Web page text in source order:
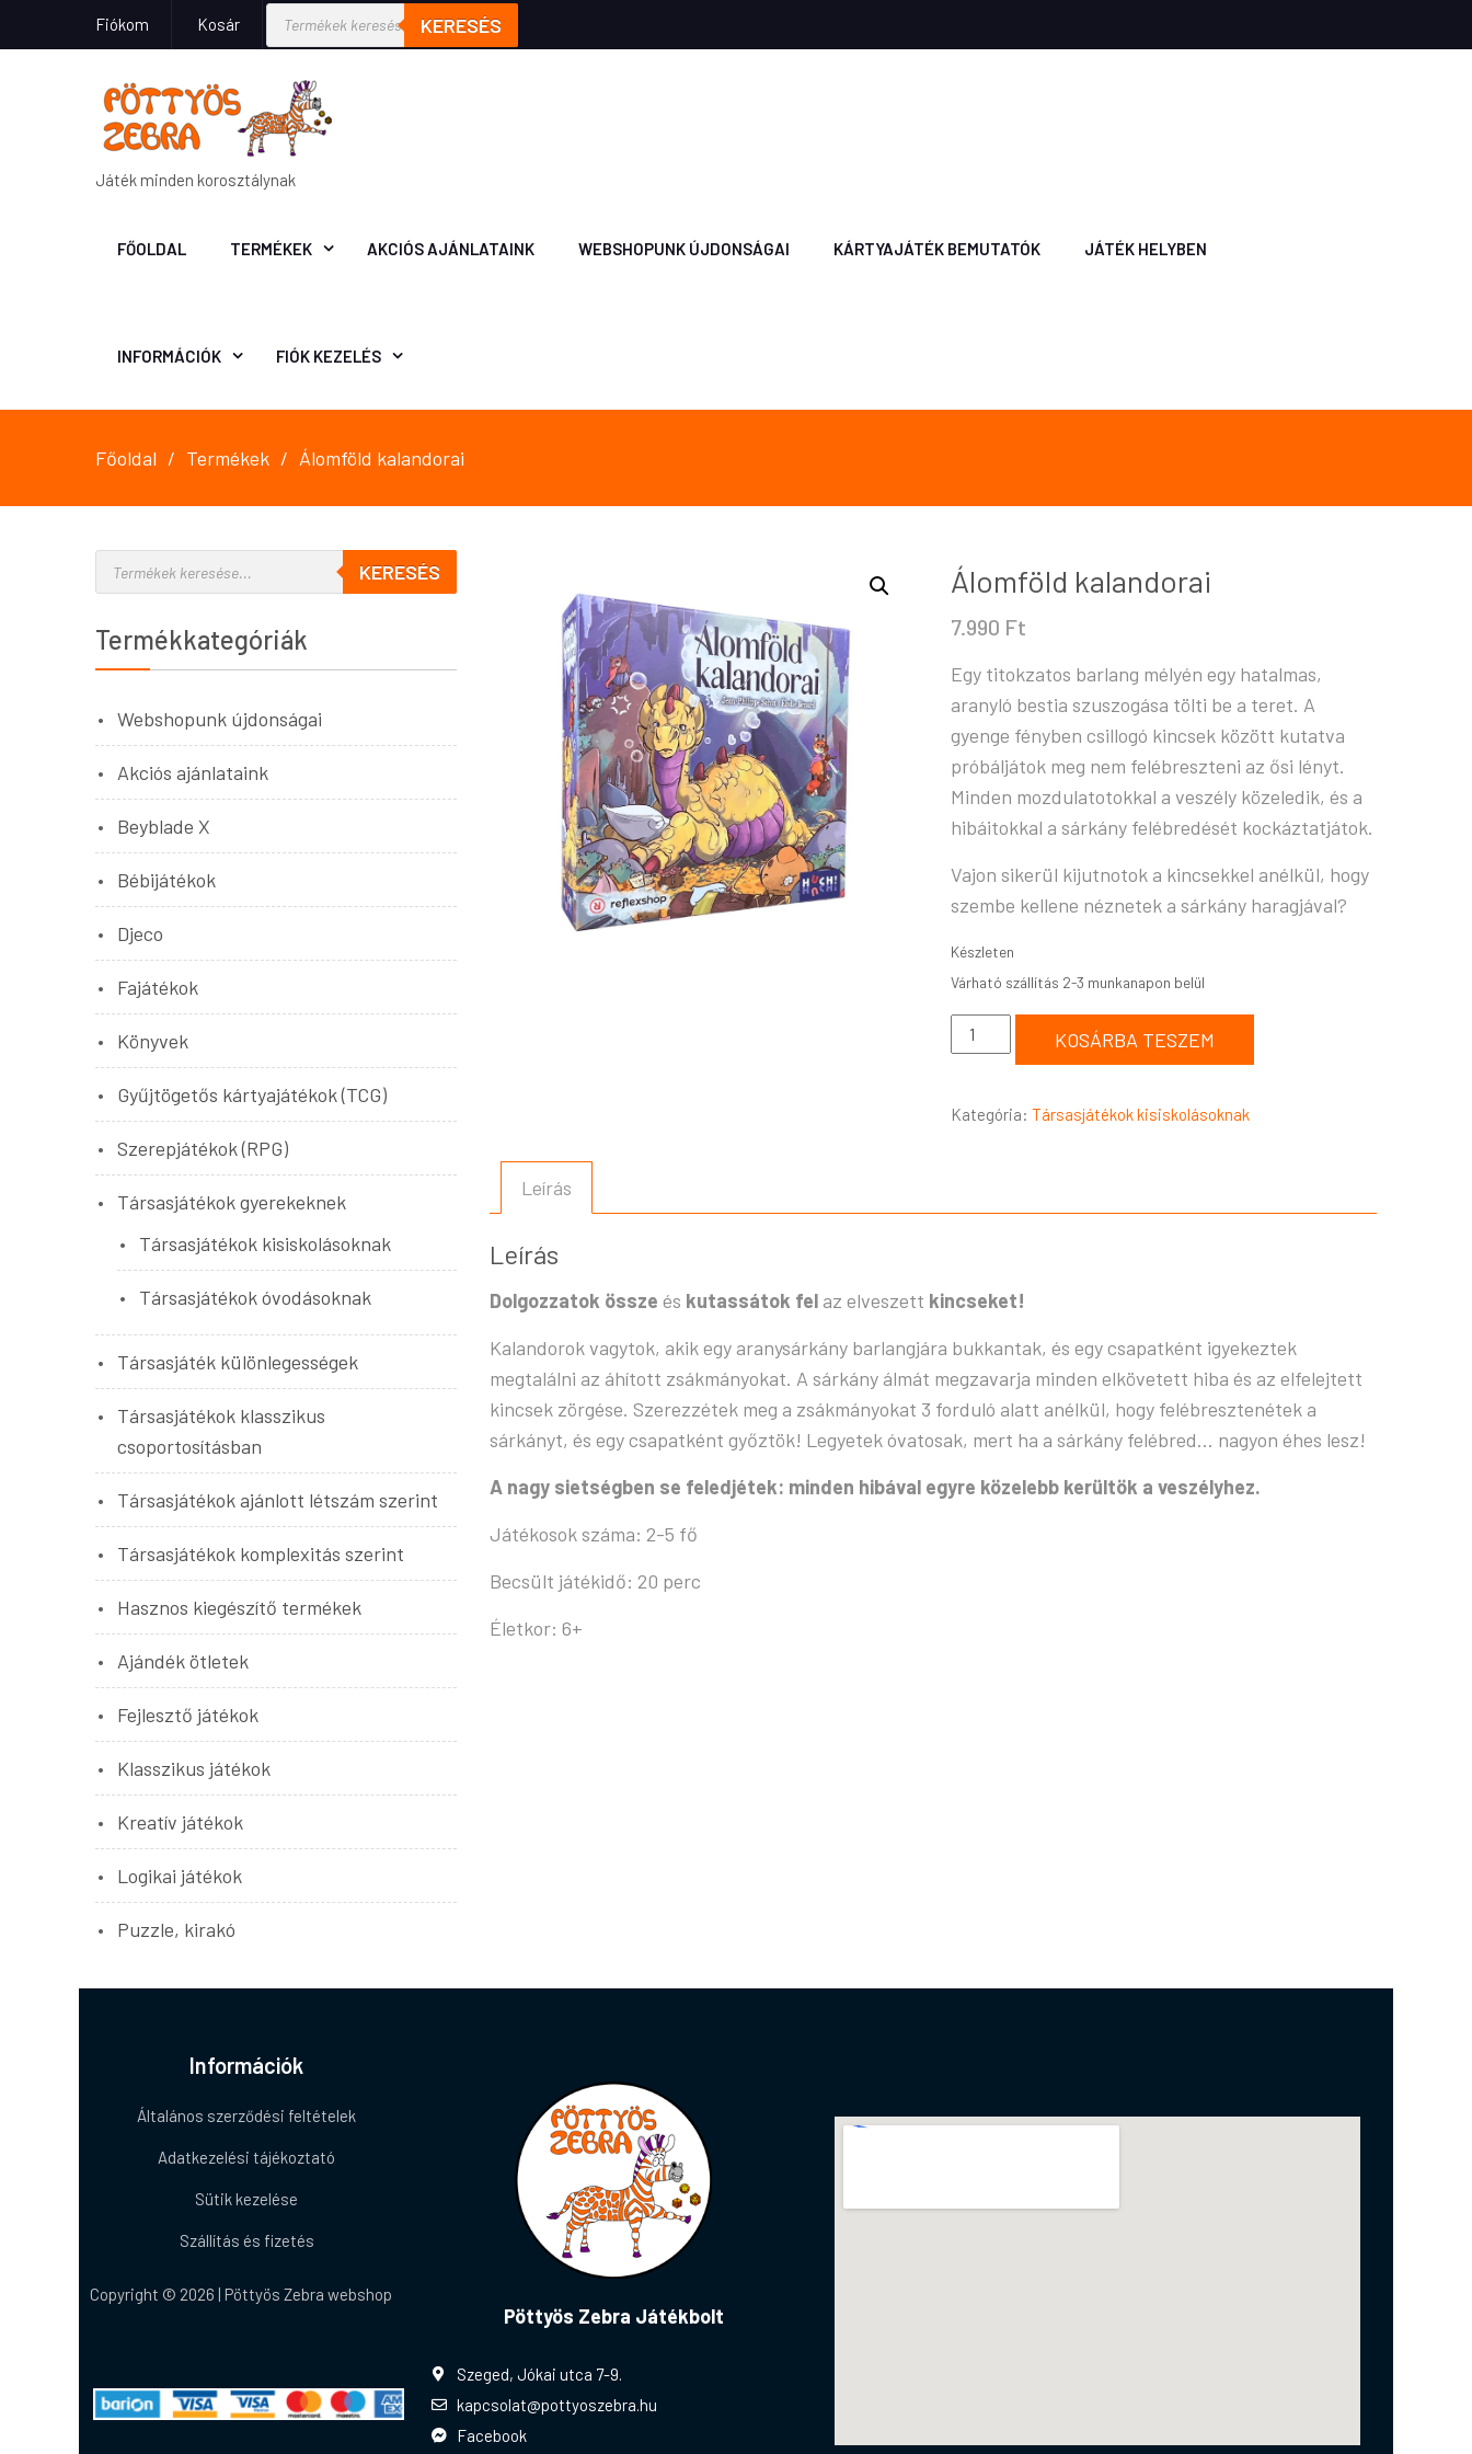
Fiókom Kosár KERESÉS
Játék minden korosztálynak
FŐOLDAL TERMÉKEK AKCIÓS AJÁNLATAINK WEBSHOPUNK ÚJDONSÁGAI KÁRTYAJÁTÉK BEMUTATÓK JÁTÉK HELYBEN
INFORMÁCIÓK FIÓK KEZELÉS
Főoldal Termékek Álomföld kalandorai
Álomföld kalandorai
7.990 Ft
Egy titokzatos barlang mélyén egy hatalmas,
aranyló bestia szuszogása tölti be a teret. A
gyenge fényben csillogó kincsek között kutatva
próbáljátok meg nem felébreszteni az ősi lényt.
Minden mozdulatotokkal a veszély közeledik, és a
hibáitokkal a sárkány felébredését kockáztatjátok.
Vajon sikerül kijutnotok a kincsekkel anélkül, hogy
szembe kellene néznetek a sárkány haragjával?
Készleten
KOSÁRBA TESZEM
Kategória:Társasjátékok kisiskolásoknak
Leírás
Leírás
Dolgozzatok össze és kutassátok fel az elveszett kincseket!
Kalandorok vagytok, akik egy aranysárkány barlangjára bukkantak, és egy csapatként igyekeztek
megtalálni az áhított zsákmányokat. A sárkány álmát megzavarja minden elkövetett hiba és az elfelejtett
kincsek zörgése. Szerezzétek meg a zsákmányokat 3 forduló alatt anélkül, hogy felébresztenétek a
sárkányt, és egy csapatként győztök! Legyetek óvatosak, mert ha a sárkány felébred… nagyon éhes lesz!
A nagy sietségben se feledjétek: minden hibával egyre közelebb kerültök a veszélyhez.
Játékosok száma: 2-5 fő
Becsült játékidő: 20 perc
Életkor: 6+
KERESÉS
Termékkategóriák
Webshopunk újdonságai
Akciós ajánlataink
Beyblade X
Bébijátékok
Djeco
Fajátékok
Könyvek
Gyűjtögetős kártyajátékok (TCG)
Szerepjátékok (RPG)
Társasjátékok gyerekeknek
Társasjátékok kisiskolásoknak
Társasjátékok óvodásoknak
Társasjáték különlegességek
Társasjátékok klasszikus
csoportosításban
Társasjátékok ajánlott létszám szerint
Társasjátékok komplexitás szerint
Hasznos kiegészítő termékek
Ajándék ötletek
Fejlesztő játékok
Klasszikus játékok
Kreatív játékok
Logikai játékok
Puzzle, kirakó
Információk
Általános szerződési feltételek
Adatkezelési tájékoztató
Sütik kezelése
Szállítás és fizetés
Copyright © 2026 | Pöttyös Zebra webshop
Pöttyös Zebra Játékbolt
Szeged, Jókai utca 7-9.
kapcsolat@pottyoszebra.hu
Facebook